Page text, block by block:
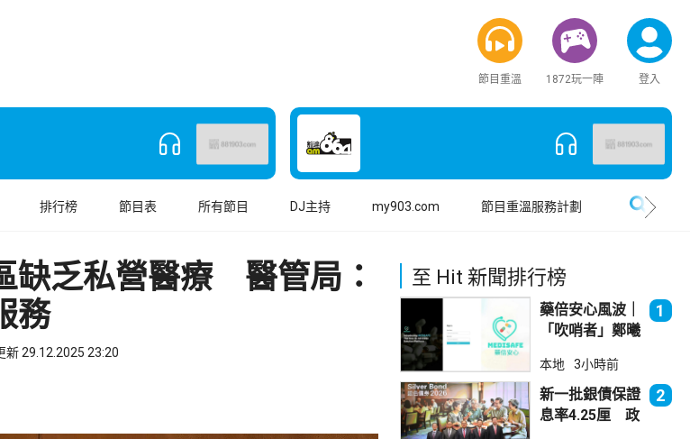
節目重溫 1872玩一陣 登入
排行榜 節目表 所有節目 DJ主持 my903.com 節目重溫服務計劃
缺乏私營醫療 醫管局：
務
新 29.12.2025 23:20
至 Hit 新聞排行榜
藥倍安心風波｜
「吹哨者」鄭曦
進行刑事調查
1
本地 3小時前
新一批銀債保證
息率4.25厘 政
2